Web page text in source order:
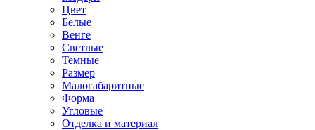
Цвет
Белые
Венге
Светлые
Темные
Размер
Малогабаритные
Форма
Угловые
Отделка и материал